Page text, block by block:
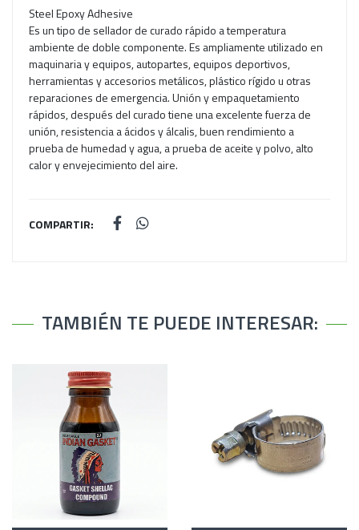
Steel Epoxy Adhesive
Es un tipo de sellador de curado rápido a temperatura
ambiente de doble componente. Es ampliamente utilizado en
maquinaria y equipos, autopartes, equipos deportivos,
herramientas y accesorios metálicos, plástico rígido u otras
reparaciones de emergencia. Unión y empaquetamiento
rápidos, después del curado tiene una excelente fuerza de
unión, resistencia a ácidos y álcalis, buen rendimiento a
prueba de humedad y agua, a prueba de aceite y polvo, alto
calor y envejecimiento del aire.
COMPARTIR:
TAMBIÉN TE PUEDE INTERESAR: